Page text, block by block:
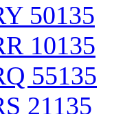
50135
10135
55135
21135